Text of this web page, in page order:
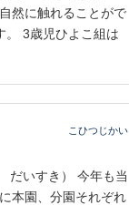
然に触れることがで
。 3歳児ひよこ組は
こひつじかい
いすき） 今年も当
本園、分園それぞれ